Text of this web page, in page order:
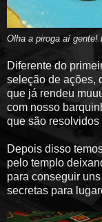
Olha a piroga aí gente!
Diferente do
seleção de ações,
que já rendeu
com nosso
que são resolvidos
Depois disso
pelo templo
para conseguir
secretas para